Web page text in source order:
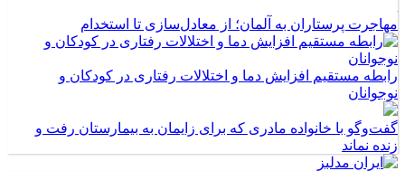
مهاجرت پرستاران به آلمان؛ از معادل‌سازی تا استخدام
رابطه مستقیم افزایش دما و اختلالات رفتاری در کودکان و
نوجوانان
گفت‌وگو با خانواده مادری که برای زایمان به بیمارستان رفت و
زنده نماند